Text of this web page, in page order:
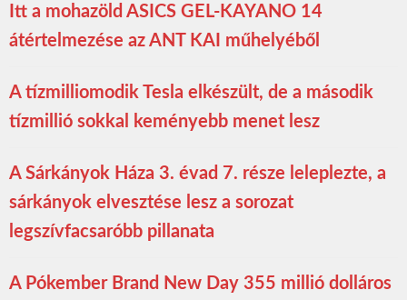
Itt a mohazöld ASICS GEL-KAYANO 14
átértelmezése az ANT KAI műhelyéből
A tízmilliomodik Tesla elkészült, de a második
tízmillió sokkal keményebb menet lesz
A Sárkányok Háza 3. évad 7. része leleplezte, a
sárkányok elvesztése lesz a sorozat
legszívfacsaróbb pillanata
A Pókember Brand New Day 355 millió dolláros